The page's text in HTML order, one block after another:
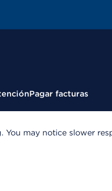
Pagar facturas
may notice slower